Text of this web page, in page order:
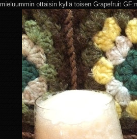
mieluummin ottaisin kyllä toisen Grapefruit